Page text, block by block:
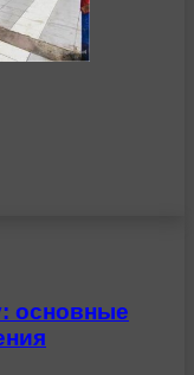
основные